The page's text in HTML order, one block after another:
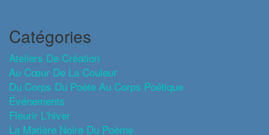
Catégories
Ateliers De Création
Au Cœur De La Couleur
Du Corps Du Poète Au Corps Poétique
Événements
Fleurir L'hiver
La Matière Noire Du Poème